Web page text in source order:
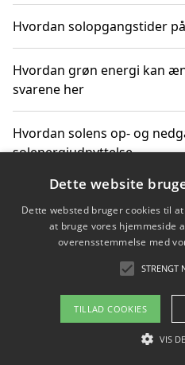
Hvordan solopgangstider
Hvordan grøn energi kan
svarene her
Hvordan solens op- og
solenergiudnyttelse
Hvordan du får svar på
vedvarende energikilder
Om / kontakt
Dette website
Dette websted bruger cookies til
at bruge vores hjemmeside
overensstemmelse med
STRENGT
TILLAD COOKIES
VIS